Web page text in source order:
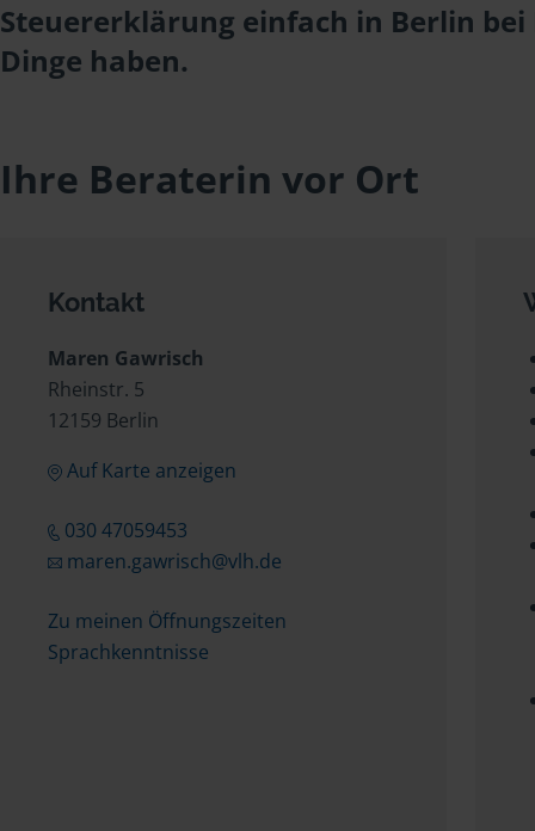
Steuererklärung einfach in Berlin
Dinge haben.
Ihre Beraterin vor Ort
Kontakt
Maren Gawrisch
Rheinstr. 5
12159 Berlin
Auf Karte anzeigen
030 47059453
maren.gawrisch@vlh.de
Zu meinen Öffnungszeiten
Sprachkenntnisse